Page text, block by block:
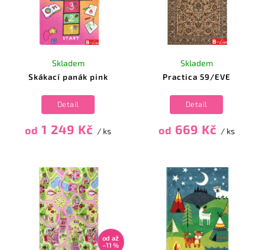
Skákací panák pink
Skladem
od 1 249 Kč / ks
Detail
Practica 59/EVE
Skladem
od 669 Kč / ks
Detail
od až
–11 %